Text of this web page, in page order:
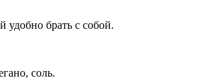
брать с собой.
соль.